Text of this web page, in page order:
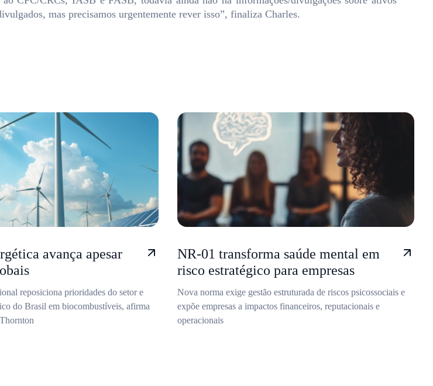
mas precisamos urgentemente rever isso”, finaliza Charles.
avança apesar
reposiciona prioridades do setor e
do Brasil em biocombustíveis, afirma
NR-01 transforma saúde mental em
risco estratégico para empresas
Nova norma exige gestão estruturada de riscos psicossociais e
expõe empresas a impactos financeiros, reputacionais e
operacionais